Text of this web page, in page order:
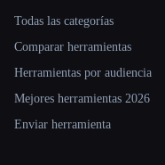
Todas las categorías
Comparar herramientas
Herramientas por audiencia
Mejores herramientas 2026
Enviar herramienta